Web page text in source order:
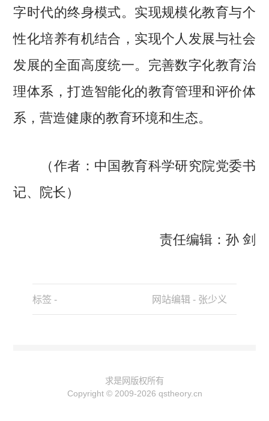
字时代的终身模式。实现规模化教育与个
性化培养有机结合，实现个人发展与社会
发展的全面高度统一。完善数字化教育治
理体系，打造智能化的教育管理和评价体
系，营造健康的教育环境和生态。
（作者：中国教育科学研究院党委书
记、院长）
责任编辑：孙 剑
标签 - 网站编辑 - 张少义
求是网版权所有
Copyright © 2009-2026 qstheory.cn